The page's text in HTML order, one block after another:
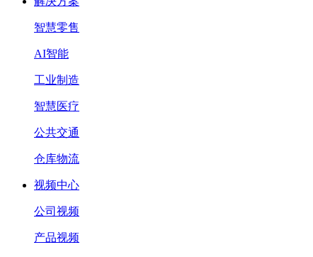
智慧零售
AI智能
工业制造
智慧医疗
公共交通
仓库物流
视频中心
公司视频
产品视频